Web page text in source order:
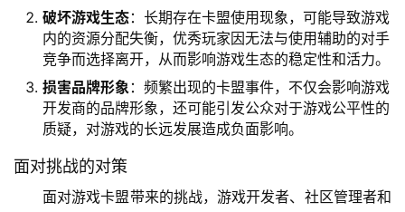
破坏游戏生态：长期存在卡盟使用现象，可能导致游戏
内的资源分配失衡，优秀玩家因无法与使用辅助的对手
竞争而选择离开，从而影响游戏生态的稳定性和活力。
损害品牌形象：频繁出现的卡盟事件，不仅会影响游戏
开发商的品牌形象，还可能引发公众对于游戏公平性的
质疑，对游戏的长远发展造成负面影响。
面对挑战的对策
面对游戏卡盟带来的挑战，游戏开发者、社区管理者和